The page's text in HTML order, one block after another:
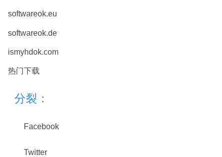
softwareok.eu
softwareok.de
ismyhdok.com
热门下载
分裂：
Facebook
Twitter